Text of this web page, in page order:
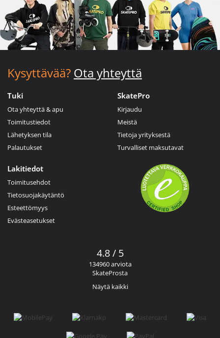
Kysyttävää? Ota yhteyttä
Tuki
Ota yhteyttä & apu
Toimitustiedot
Lähetyksen tila
Palautukset
SkatePro
Kirjaudu
Meistä
Tietoja yrityksestä
Turvalliset maksutavat
Lakitiedot
Toimitusehdot
Tietosuojakäytäntö
Esteettömyys
Evästeasetukset
4.8 / 5
134960 arviota
SkateProsta
Näytä kaikki